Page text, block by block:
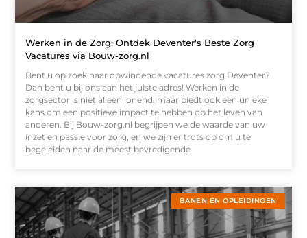
Werken in de Zorg: Ontdek Deventer's Beste Zorg
Vacatures via Bouw-zorg.nl
Bent u op zoek naar opwindende vacatures zorg Deventer?
Dan bent u bij ons aan het juiste adres! Werken in de
zorgsector is niet alleen lonend, maar biedt ook een unieke
kans om een positieve impact te hebben op het leven van
anderen. Bij Bouw-zorg.nl begrijpen we de waarde van uw
inzet en passie voor zorg, en we zijn er trots op om u te
begeleiden naar de meest bevredigende
BANEN EN OPLEIDINGEN